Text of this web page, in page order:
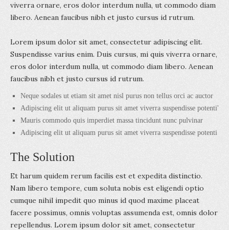
viverra ornare, eros dolor interdum nulla, ut commodo diam
libero. Aenean faucibus nibh et justo cursus id rutrum.
Lorem ipsum dolor sit amet, consectetur adipiscing elit.
Suspendisse varius enim. Duis cursus, mi quis viverra ornare,
eros dolor interdum nulla, ut commodo diam libero. Aenean
faucibus nibh et justo cursus id rutrum.
Neque sodales ut etiam sit amet nisl purus non tellus orci ac auctor
Adipiscing elit ut aliquam purus sit amet viverra suspendisse potenti'
Mauris commodo quis imperdiet massa tincidunt nunc pulvinar
Adipiscing elit ut aliquam purus sit amet viverra suspendisse potenti
The Solution
Et harum quidem rerum facilis est et expedita distinctio.
Nam libero tempore, cum soluta nobis est eligendi optio
cumque nihil impedit quo minus id quod maxime placeat
facere possimus, omnis voluptas assumenda est, omnis dolor
repellendus. Lorem ipsum dolor sit amet, consectetur